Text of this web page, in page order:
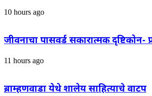
10 hours ago
जीवनाचा पासवर्ड सकारात्मक दृष्टिकोन-
11 hours ago
ब्राम्हणवाडा येथे शालेय साहित्याचे वाटप